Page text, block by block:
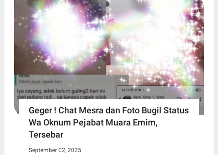
Geger ! Chat Mesra dan Foto Bugil Status
Wa Oknum Pejabat Muara Emim,
Tersebar
September 02, 2025